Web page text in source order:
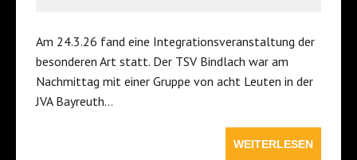
Am 24.3.26 fand eine Integrationsveranstaltung der
besonderen Art statt. Der TSV Bindlach war am
Nachmittag mit einer Gruppe von acht Leuten in der
JVA Bayreuth…
WEITERLESEN